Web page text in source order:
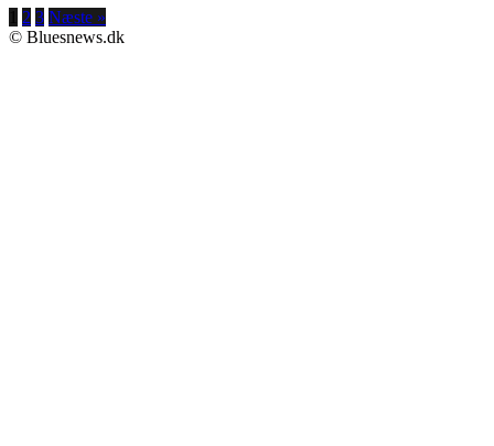
2 3 Næste »
© Bluesnews.dk